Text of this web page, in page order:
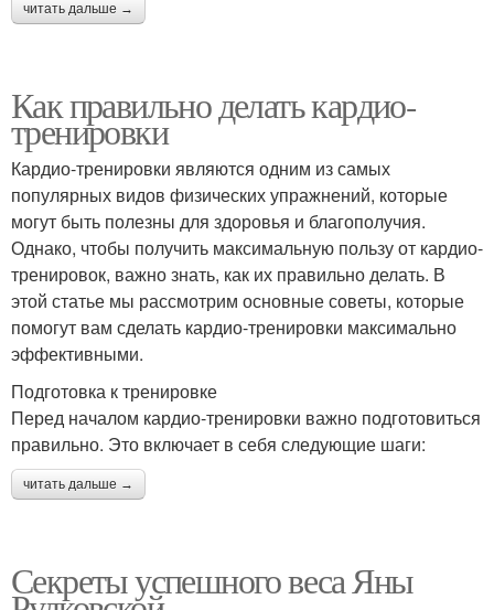
читать дальше →
Как правильно делать кардио-
тренировки
Кардио-тренировки являются одним из самых
популярных видов физических упражнений, которые
могут быть полезны для здоровья и благополучия.
Однако, чтобы получить максимальную пользу от кардио-
тренировок, важно знать, как их правильно делать. В
этой статье мы рассмотрим основные советы, которые
помогут вам сделать кардио-тренировки максимально
эффективными.
Подготовка к тренировке
Перед началом кардио-тренировки важно подготовиться
правильно. Это включает в себя следующие шаги:
читать дальше →
Секреты успешного веса Яны